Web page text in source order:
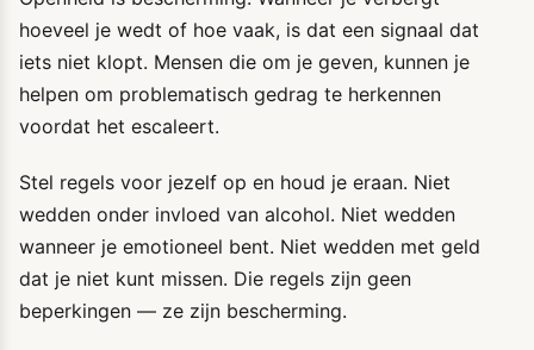
hoeveel je wedt of hoe vaak, is dat een signaal dat
iets niet klopt. Mensen die om je geven, kunnen je
helpen om problematisch gedrag te herkennen
voordat het escaleert.
Stel regels voor jezelf op en houd je eraan. Niet
wedden onder invloed van alcohol. Niet wedden
wanneer je emotioneel bent. Niet wedden met geld
dat je niet kunt missen. Die regels zijn geen
beperkingen — ze zijn bescherming.